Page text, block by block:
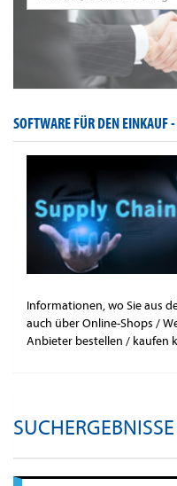
SOFTWARE FÜR DEN EINKAUF -
Informationen, wo Sie aus
auch über Online-Shops /
Anbieter bestellen / kaufen